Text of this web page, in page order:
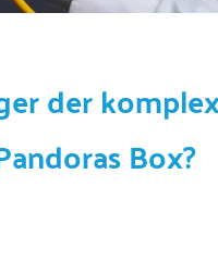
der
Box?